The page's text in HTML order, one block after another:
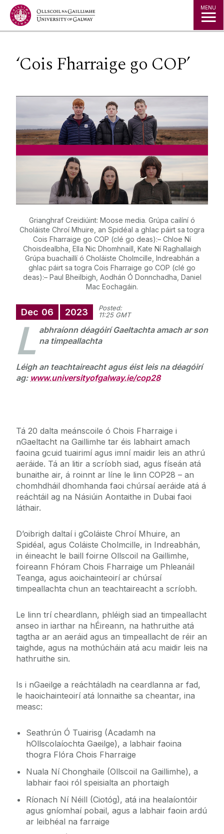
Jump to Content MENU
‘Cois Fharraige go COP’
Grianghraf Creidiúint: Moose media. Grúpa cailíní ó
Choláiste Chroí Mhuire, an Spidéal a ghlac páirt sa togra
Cois Fharraige go COP (clé go deas):– Chloe Ní
Choisdealbha, Ella Nic Dhomhnaill, Kate Ní Raghallaigh
Grúpa buachaillí ó Choláiste Cholmcille, Indreabhán a
ghlac páirt sa togra Cois Fharraige go COP (clé go
deas):– Paul Bheilbigh, Aodhán Ó Donnchadha, Daniel
Mac Eochagáin.
Dec 06 2023
Posted:
11:25 GMT
L abhraíonn déagóirí Gaeltachta amach ar son
na timpeallachta
Léigh an teachtaireacht agus éist leis na déagóirí
ag: www.universityofgalway.ie/cop28
Tá 20 dalta meánscoile ó Chois Fharraige i
nGaeltacht na Gaillimhe tar éis labhairt amach
faoina gcuid tuairimí agus imní maidir leis an athrú
aeráide. Tá an litir a scríobh siad, agus físeán atá
bunaithe air, á roinnt ar líne le linn COP28 – an
chomhdháil dhomhanda faoi chúrsaí aeráide atá á
reáchtáil ag na Násiúin Aontaithe in Dubai faoi
láthair.
D’oibrigh daltaí i gColáiste Chroí Mhuire, an
Spidéal, agus Coláiste Cholmcille, in Indreabhán,
in éineacht le baill foirne Ollscoil na Gaillimhe,
foireann Fhóram Chois Fharraige um Phleanáil
Teanga, agus aoichainteoirí ar chúrsaí
timpeallachta chun an teachtaireacht a scríobh.
Le linn trí cheardlann, phléigh siad an timpeallacht
anseo in iarthar na hÉireann, na hathruithe atá
tagtha ar an aeráid agus an timpeallacht de réir an
taighde, agus na mothúcháin atá acu maidir leis na
hathruithe sin.
Is i nGaeilge a reáchtáladh na ceardlanna ar fad,
le haoichainteoirí atá lonnaithe sa cheantar, ina
measc:
Seathrún Ó Tuairisg (Acadamh na
hOllscolaíochta Gaeilge), a labhair faoina
thogra Flóra Chois Fharraige
Nuala Ní Chonghaile (Ollscoil na Gaillimhe), a
labhair faoi ról speisialta an phortaigh
Ríonach Ní Néill (Ciotóg), atá ina healaíontóir
agus gníomhaí pobail, agus a labhair faoin ardú
ar leibhéal na farraige